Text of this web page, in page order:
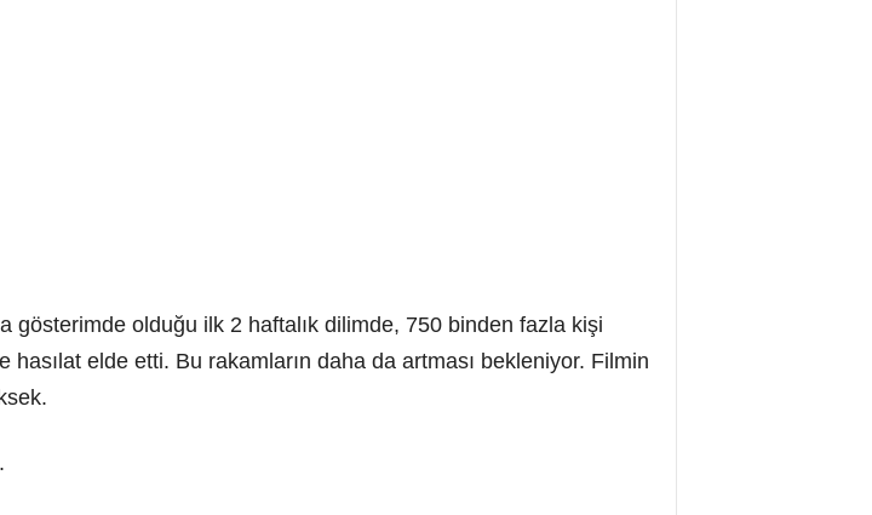
gösterimde olduğu ilk 2 haftalık dilimde, 750 binden fazla kişi
elde etti. Bu rakamların daha da artması bekleniyor. Filmin